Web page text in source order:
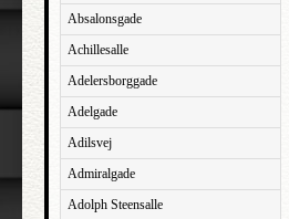
Absalonsgade
Achillesalle
Adelersborggade
Adelgade
Adilsvej
Admiralgade
Adolph Steensalle